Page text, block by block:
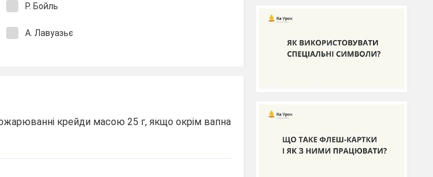
Р. Бойль
А. Лавуазьє
крейди масою 25 г, якщо окрім вапна